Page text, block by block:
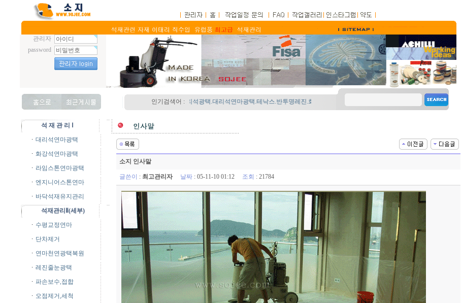
관리자
password
인기검색어 :
대리석광택.대리석연마광택.테낙스.반투명레진.화강석 물갈기
석 재 관 리 Ⅰ
대리석연마광택
화강석연마광택
라임스톤연마광택
엔지니어스톤연마
바닥석재유지관리
석재관리Ⅱ(세부)
수평교정연마
단차제거
연마천연광택복원
레진줄눈광택
파손보수,접합
오점제거,세척
소지 인사말
글쓴이 : 최고관리자 날짜 : 05-11-10 01:12 조회 : 21784